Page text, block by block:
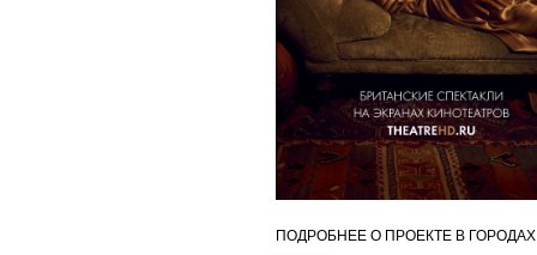
ПОДРОБНЕЕ О ПРОЕКТЕ В